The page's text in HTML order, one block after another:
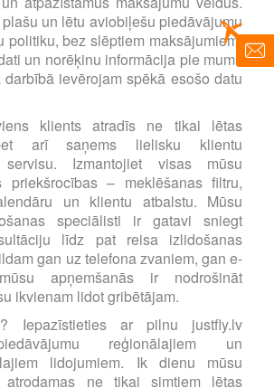
un lētu aviobiļešu piedāvājumu
politiku, bez slēptiem maksājumiem.
un norēķinu informācija pie mums
ievērojam spēkā esošo datu
klients atradīs ne tikai lētas
arī saņems lielisku klientu
servisu. Izmantojiet visas mūsu
priekšrocības – meklēšanas filtru,
un klientu atbalstu. Mūsu
speciālisti ir gatavi sniegt
līdz pat reisa izlidošanas
gan uz telefona zvaniem, gan e-
apņemšanās ir nodrošināt
ikvienam lidot gribētājam.
Iepazīstieties ar pilnu justfly.lv
reģionālajiem un
lidojumiem. Ik dienu mūsu
atrodamas ne tikai simtiem lētas